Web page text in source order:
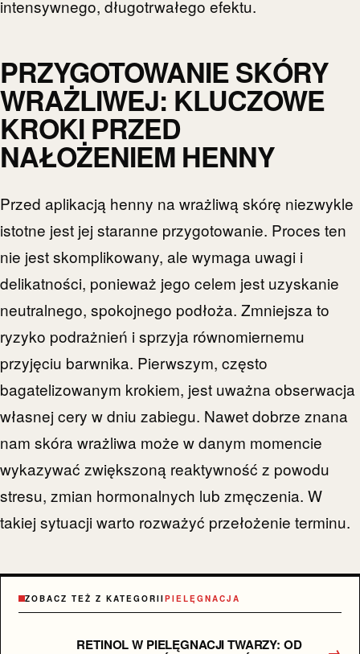
intensywnego, długotrwałego efektu.
PRZYGOTOWANIE SKÓRY
WRAŻLIWEJ: KLUCZOWE
KROKI PRZED
NAŁOŻENIEM HENNY
Przed aplikacją henny na wrażliwą skórę niezwykle
istotne jest jej staranne przygotowanie. Proces ten
nie jest skomplikowany, ale wymaga uwagi i
delikatności, ponieważ jego celem jest uzyskanie
neutralnego, spokojnego podłoża. Zmniejsza to
ryzyko podrażnień i sprzyja równomiernemu
przyjęciu barwnika. Pierwszym, często
bagatelizowanym krokiem, jest uważna obserwacja
własnej cery w dniu zabiegu. Nawet dobrze znana
nam skóra wrażliwa może w danym momencie
wykazywać zwiększoną reaktywność z powodu
stresu, zmian hormonalnych lub zmęczenia. W
takiej sytuacji warto rozważyć przełożenie terminu.
ZOBACZ TEŻ Z KATEGORIIPIELĘGNACJA
RETINOL W PIELĘGNACJI TWARZY: OD